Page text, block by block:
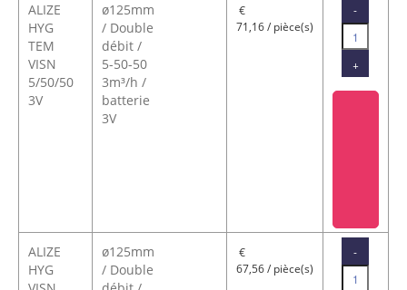
ALIZE
HYG
TEM
VISN
5/50/50
3V
ø125mm
/ Double
débit /
5-50-50
3m³/h /
batterie
3V
€
71,16 / pièce(s)
-
+
ALIZE
HYG
ø125mm
/ Double
€
67,56 / pièce(s)
-